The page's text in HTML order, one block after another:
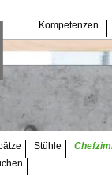
überspringenKompetenzen
Stühle